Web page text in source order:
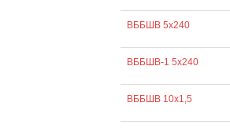
ВББШВ 5х240
ВББШВ-1 5х240
ВББШВ 10х1,5